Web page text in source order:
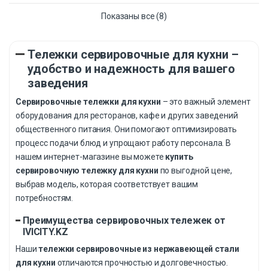
Показаны все (8)
Тележки сервировочные для кухни –
удобство и надежность для вашего
заведения
Сервировочные тележки для кухни – это важный элемент
оборудования для ресторанов, кафе и других заведений
общественного питания. Они помогают оптимизировать
процесс подачи блюд и упрощают работу персонала. В
нашем интернет-магазине вы можете купить
сервировочную тележку для кухни по выгодной цене,
выбрав модель, которая соответствует вашим
потребностям.
Преимущества сервировочных тележек от
IVICITY.KZ
Нашитележки сервировочные из нержавеющей стали
для кухни отличаются прочностью и долговечностью.